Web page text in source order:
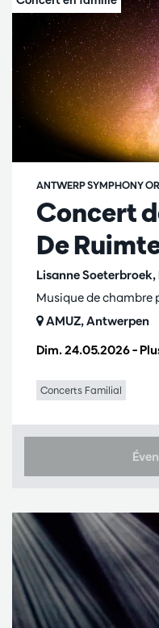
Concert
De
Lisanne
ANTWERP SYMPHONY
Dim. 24.05.2026–
Musique de
AMUZ, Antwerpen
Concerts Familial